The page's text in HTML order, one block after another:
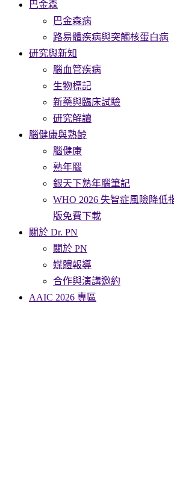
巴金森
巴金森病
路易體疾病與突觸核蛋白病
研究與新知
腦血管疾病
生物標記
新藥與臨床試驗
研究解讀
腦健康與熟齡
腦健康
熟年腦
銀天下熟年腦筆記
WHO 2026 失智症風險降低
版免費下載
關於 Dr. PN
關於 PN
媒體報導
合作與演講邀約
AAIC 2026 專區